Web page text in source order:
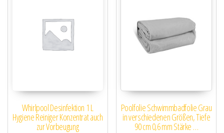
Whirlpool Desinfektion 1 L
Hygiene Reiniger Konzentrat auch
zur Vorbeugung
Poolfolie Schwimmbadfolie Grau
in verschiedenen Größen, Tiefe
90 cm 0,6 mm Stärke …